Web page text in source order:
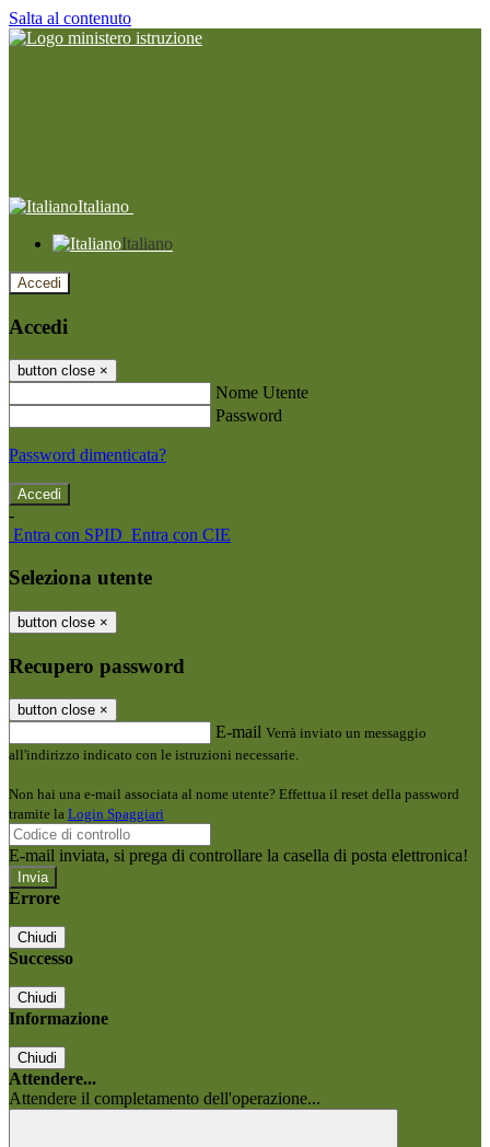
Salta al contenuto
Italiano
Italiano
Accedi
Accedi
button close ×
Nome Utente
Password
Password dimenticata?
-
Entra con SPID Entra con CIE
Seleziona utente
button close ×
Recupero password
button close ×
E-mail Verrà inviato un messaggio
all'indirizzo indicato con le istruzioni necessarie.
Non hai una e-mail associata al nome utente? Effettua il reset della password
tramite la Login Spaggiari
E-mail inviata, si prega di controllare la casella di posta elettronica!
Errore
Chiudi
Successo
Chiudi
Informazione
Chiudi
Attendere...
Attendere il completamento dell'operazione...